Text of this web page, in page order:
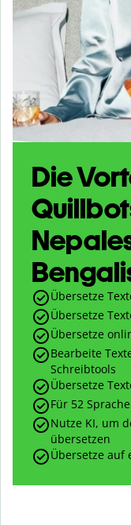
Die
Übersetze
Übersetze
Übersetze
Bearbeite
Schreibtools
Übersetze
Für 52
Nutze KI, um
übersetzen
Übersetze auf